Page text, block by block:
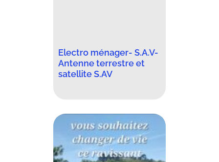
Electro ménager- S.A.V-
Antenne terrestre et
satellite S.AV